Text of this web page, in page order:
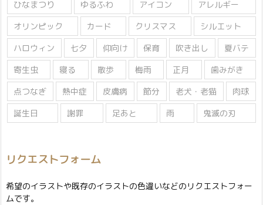
ひなまつり
ゆるふわ アイコン
アレルギー
オリンピック
カード クリスマス
シルエット
ハロウィン
七夕 仰向け 保育 吹き出し
夏バテ
寄生虫
寝る 散歩 梅雨 正月
歯みがき
点つなぎ
熱中症 皮膚病 節分 老犬・老猫
肉球
誕生日
謝罪 足あと 雨 鬼滅の刃
リクエストフォーム
希望のイラストや既存のイラストの色違いなどのリクエストフォー
ムです。